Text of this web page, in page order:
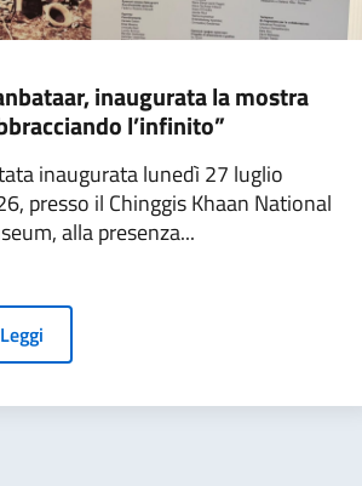
inaugurata la mostra
l’infinito”
inaugurata lunedì 27 luglio
presso il Chinggis Khaan National
alla presenza...
Leggi